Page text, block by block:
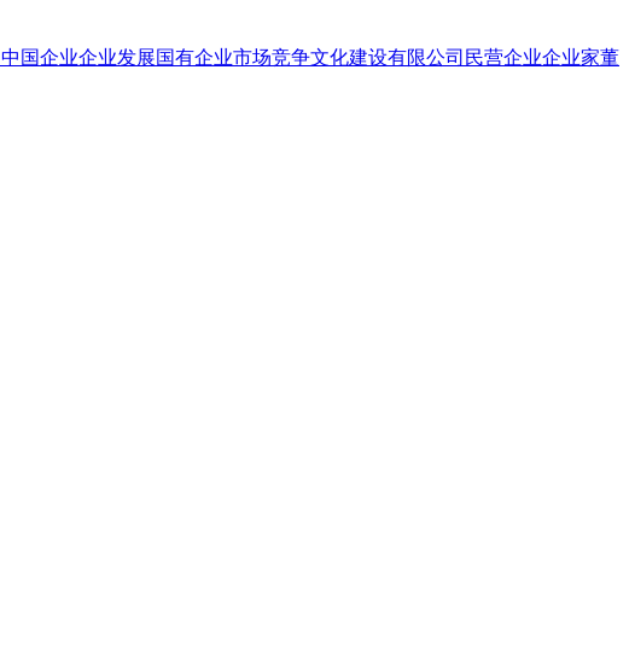
中国企业企业发展国有企业市场竞争文化建设有限公司 民营企业企业家董